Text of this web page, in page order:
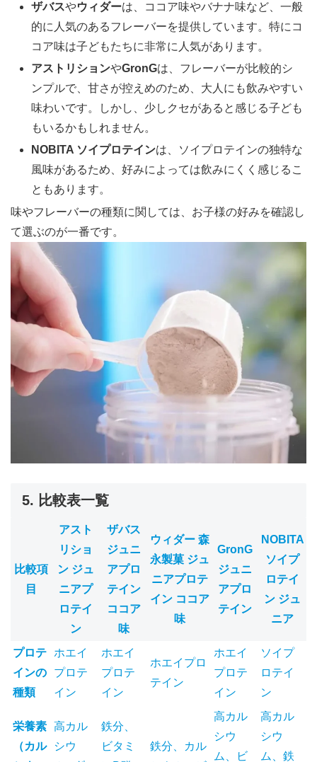
ザバスやウィダーは、ココア味やバナナ味など、一般
的に人気のあるフレーバーを提供しています。特にコ
コア味は子どもたちに非常に人気があります。
アストリションやGronGは、フレーバーが比較的シ
ンプルで、甘さが控えめのため、大人にも飲みやすい
味わいです。しかし、少しクセがあると感じる子ども
もいるかもしれません。
NOBITA ソイプロテインは、ソイプロテインの独特な
風味があるため、好みによっては飲みにくく感じるこ
ともあります。
味やフレーバーの種類に関しては、お子様の好みを確認し
て選ぶのが一番です。
5. 比較表一覧
比較項
目
アスト
リショ
ン ジュ
ニアプ
ロテイ
ン
ザバス
ジュニ
アプロ
テイン
ココア
味
ウィダー 森
永製菓 ジュ
ニアプロテ
イン ココア
味
GronG
ジュニ
アプロ
テイン
NOBITA
ソイプ
ロテイ
ン ジュ
ニア
プロテ
インの
種類
ホエイ
プロテ
イン
ホエイ
プロテ
イン
ホエイプロ
テイン
ホエイ
プロテ
イン
ソイプ
ロテイ
ン
栄養素
（カル
高カル
シウ
鉄分、
ビタミ
鉄分、カル
高カル
シウ
ム、ビ
高カル
シウ
ム、鉄